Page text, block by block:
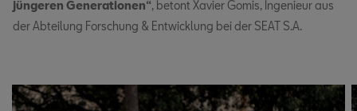
jüngeren Generationen“, betont Xavier Gomis, Ingenieur aus
der Abteilung Forschung & Entwicklung bei der SEAT S.A.